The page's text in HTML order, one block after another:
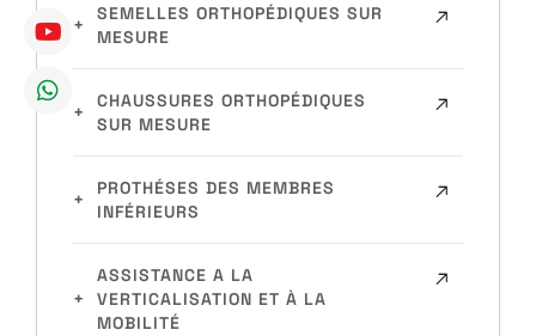
SEMELLES ORTHOPÉDIQUES SUR
MESURE
CHAUSSURES ORTHOPÉDIQUES
SUR MESURE
PROTHÉSES DES MEMBRES
INFÉRIEURS
ASSISTANCE A LA
VERTICALISATION ET À LA
MOBILITÉ